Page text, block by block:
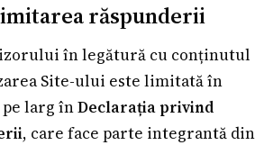
răspunderii
în legătură cu conținutul
Site-ului este limitată în
larg înDeclarația privind
, care face parte integrantă din